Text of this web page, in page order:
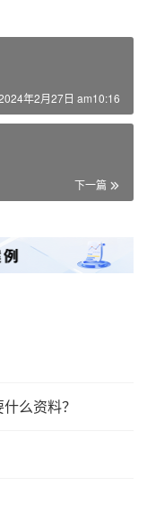
年2月27日 am10:16
下一篇
么资料？